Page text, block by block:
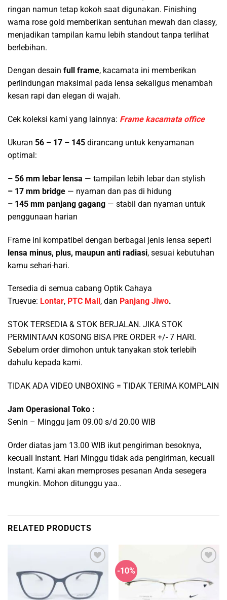
ringan namun tetap kokoh saat digunakan. Finishing
warna rose gold memberikan sentuhan mewah dan classy,
menjadikan tampilan kamu lebih standout tanpa terlihat
berlebihan.
Dengan desain full frame, kacamata ini memberikan
perlindungan maksimal pada lensa sekaligus menambah
kesan rapi dan elegan di wajah.
Cek koleksi kami yang lainnya: Frame kacamata office
Ukuran 56 – 17 – 145 dirancang untuk kenyamanan
optimal:
– 56 mm lebar lensa — tampilan lebih lebar dan stylish
– 17 mm bridge — nyaman dan pas di hidung
– 145 mm panjang gagang — stabil dan nyaman untuk
penggunaan harian
Frame ini kompatibel dengan berbagai jenis lensa seperti
lensa minus, plus, maupun anti radiasi, sesuai kebutuhan
kamu sehari-hari.
Tersedia di semua cabang Optik Cahaya
Truevue: Lontar, PTC Mall , dan Panjang Jiwo.
STOK TERSEDIA & STOK BERJALAN. JIKA STOK
PERMINTAAN KOSONG BISA PRE ORDER +/- 7 HARI.
Sebelum order dimohon untuk tanyakan stok terlebih
dahulu kepada kami.
TIDAK ADA VIDEO UNBOXING = TIDAK TERIMA KOMPLAIN
Jam Operasional Toko :
Senin – Minggu jam 09.00 s/d 20.00 WIB
Order diatas jam 13.00 WIB ikut pengiriman besoknya,
kecuali Instant. Hari Minggu tidak ada pengiriman, kecuali
Instant. Kami akan memproses pesanan Anda sesegera
mungkin. Mohon ditunggu yaa..
RELATED PRODUCTS
-10%